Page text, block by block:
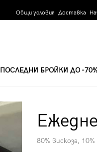
Общи условия Доставка
ПОСЛЕДНИ БРОЙКИ ДО -
80% вискоза,